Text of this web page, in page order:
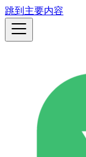
跳到主要内容